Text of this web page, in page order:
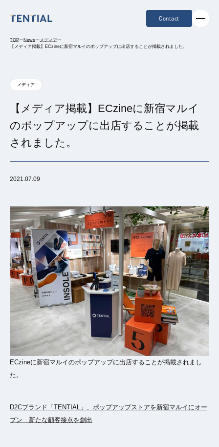
Contact
TOPーNewsーメディアー
【メディア掲載】ECzineに新宿マルイのポップアップに出店することが掲載されました。
メディア
【メディア掲載】ECzineに新宿マルイ
のポップアップに出店することが掲載
されました。
2021.07.09
ECzineに新宿マルイのポップアップに出店することが掲載されまし
た。
D2Cブランド「TENTIAL」、ポップアップストアを新宿マルイにオー
プン 新たな顧客接点を創出